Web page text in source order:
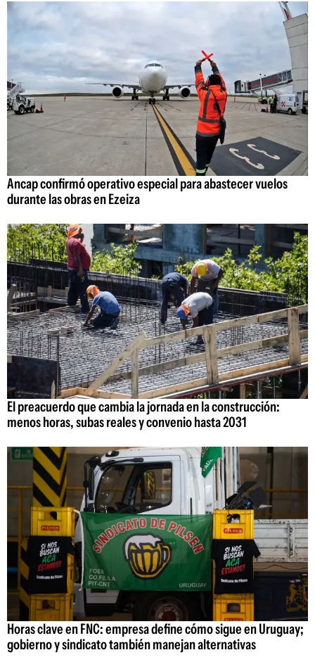
Ancap confirmó operativo especial para abastecer vuelos
durante las obras en Ezeiza
El preacuerdo que cambia la jornada en la construcción:
menos horas, subas reales y convenio hasta 2031
Horas clave en FNC: empresa define cómo sigue en Uruguay;
gobierno y sindicato también manejan alternativas